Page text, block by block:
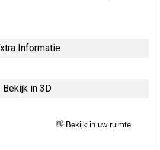
Informatie
Bekijk in 3D